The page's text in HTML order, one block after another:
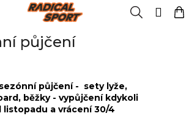
Hledat
půjčení
půjčení - sety lyže,
běžky - vypůjčení kdykoli
listopadu a vrácení 30/4